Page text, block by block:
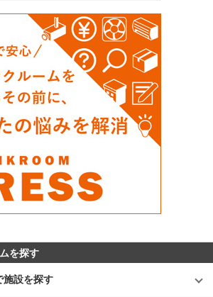
を探す
施設を探す